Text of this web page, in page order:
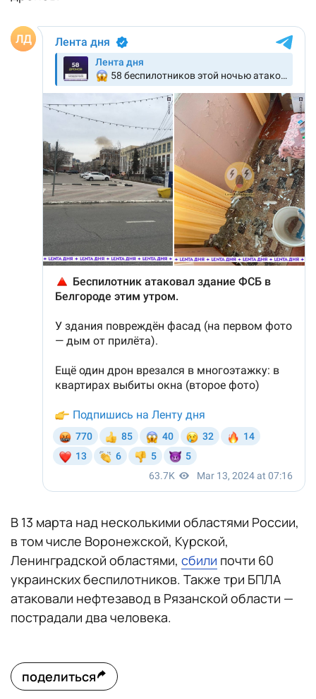
В 13 марта над несколькими областями России,
в том числе Воронежской, Курской,
Ленинградской областями, сбили почти 60
украинских беспилотников. Также три БПЛА
атаковали нефтезавод в Рязанской области —
пострадали два человека.
поделиться